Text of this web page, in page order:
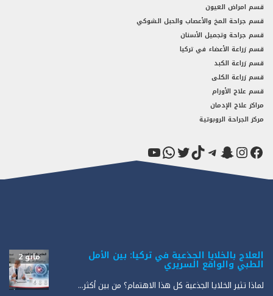
قسم امراض العيون
قسم جراحة المخ والأعصاب والحبل الشوكي
قسم جراحة وتجميل الأسنان
قسم زراعة الأعضاء في تركيا
قسم زراعة الكبد
قسم زراعة الكلى
قسم علاج الأورام
مراكز علاج الإدمان
مركز الجراحة الروبوتية
فيسبوك
إنستجرام
سناب شاتتيليجرام
تيك توكتويترواتساب
يوتيوب
العلاج بالخلايا الجذعية في تركيا: بين الأمل
الطبي والواقع السريري
مايو 2
لماذا تثير الخلايا الجذعية كل هذا الاهتمام؟ من بين أكثر...